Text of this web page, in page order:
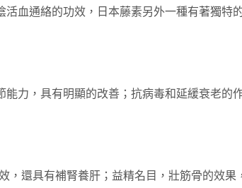
血通絡的功效，日本藤素另外一種有著獨
力，具有明顯的改善；抗病毒和延緩衰老
，還具有補腎養肝；益精名目，壯筋骨的效